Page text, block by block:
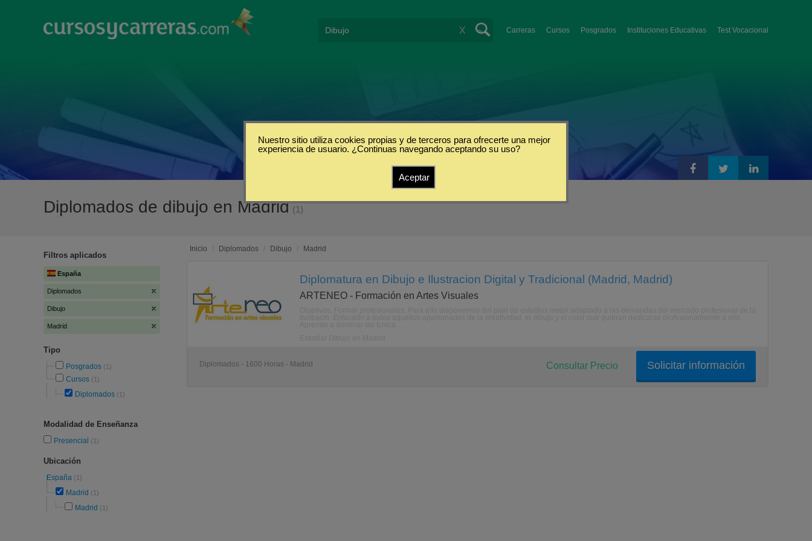
Carreras Cursos Posgrados Instituciones Educativas Test Vocacional
X
Diplomados de dibujo en Madrid (1)
Filtros aplicados
España
Diplomados
Dibujo
Madrid
Tipo
Posgrados (1)
Cursos (1)
Diplomados (1)
Modalidad de Enseñanza
Presencial (1)
Ubicación
España (1)
Madrid (1)
Madrid (1)
Inicio / Diplomados / Dibujo / Madrid
Diplomatura en Dibujo e Ilustracion Digital y Tradicional (Madrid, Madrid)
ARTENEO - Formación en Artes Visuales
Diplomados - 1600 Horas - Madrid Solicitar información
Consultar Precio
Nuestro sitio utiliza cookies propias y de terceros para ofrecerte una mejor
experiencia de usuario. ¿Continuas navegando aceptando su uso?
Aceptar